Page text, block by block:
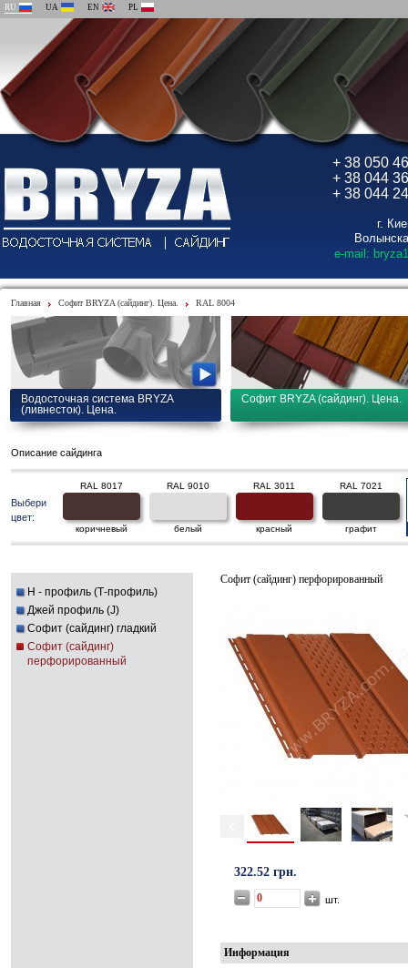
RU UA EN PL
+ 38 050
+ 38 044
+ 38 044
г.
e-mail:
Главная Софит BRYZA (сайдинг). Цена. RAL 8004
Водосточная система BRYZA
(ливнесток). Цена.
Софит BRYZA (сайдинг). Цена.
Описание сайдинга
Выбери
цвет:
RAL 8017
коричневый
RAL 9010
белый
RAL 3011
красный
RAL 7021
графит
H - профиль (Т-профиль)
Джей профиль (J)
Софит (сайдинг) гладкий
Софит (сайдинг)
перфорированный
Софит (сайдинг) перфорированный
322.52 грн.
шт.
Информация